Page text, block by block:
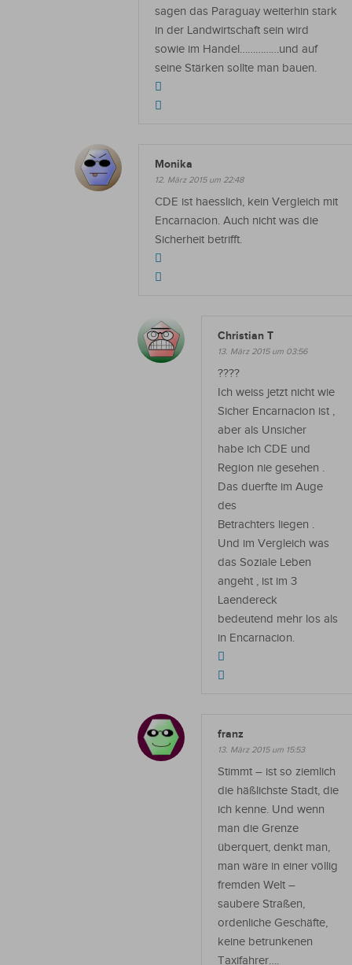
sagen das Paraguay weiterhin stark
in der Landwirtschaft sein wird
sowie im Handel……………und auf
seine Stärken sollte man bauen.
Monika
12. März 2015 um 22:48
CDE ist haesslich, kein Vergleich mit
Encarnacion. Auch nicht was die
Sicherheit betrifft.
Christian T
13. März 2015 um 03:56
????
Ich weiss jetzt nicht wie
Sicher Encarnacion ist ,
aber als Unsicher
habe ich CDE und
Region nie gesehen .
Das duerfte im Auge
des
Betrachters liegen .
Und im Vergleich was
das Soziale Leben
angeht , ist im 3
Laendereck
bedeutend mehr los als
in Encarnacion.
franz
13. März 2015 um 15:53
Stimmt – ist so ziemlich
die häßlichste Stadt, die
ich kenne. Und wenn
man die Grenze
überquert, denkt man,
man wäre in einer völlig
fremden Welt –
saubere Straßen,
ordenliche Geschäfte,
keine betrunkenen
Taxifahrer….